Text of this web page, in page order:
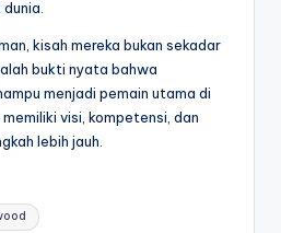
kisah mereka bukan sekadar
bukti nyata bahwa
menjadi pemain utama di
visi, kompetensi, dan
lebih jauh.